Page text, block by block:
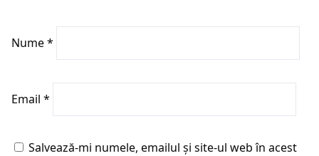
Nume*
Email *
Salvează-mi numele, emailul și site-ul web în acest